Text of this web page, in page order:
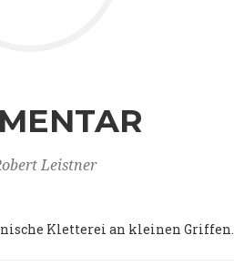
Leistner
Kletterei an kleinen